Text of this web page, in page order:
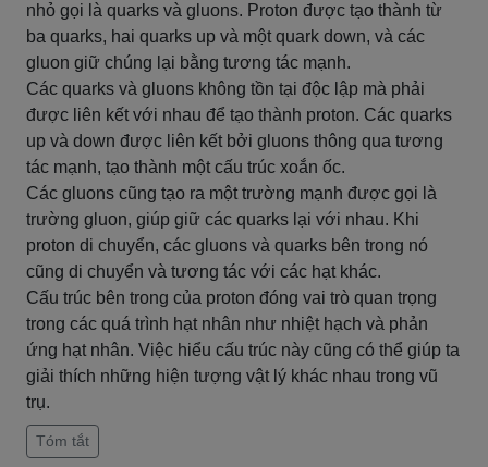
nhỏ gọi là quarks và gluons. Proton được tạo thành từ
ba quarks, hai quarks up và một quark down, và các
gluon giữ chúng lại bằng tương tác mạnh.
Các quarks và gluons không tồn tại độc lập mà phải
được liên kết với nhau để tạo thành proton. Các quarks
up và down được liên kết bởi gluons thông qua tương
tác mạnh, tạo thành một cấu trúc xoắn ốc.
Các gluons cũng tạo ra một trường mạnh được gọi là
trường gluon, giúp giữ các quarks lại với nhau. Khi
proton di chuyển, các gluons và quarks bên trong nó
cũng di chuyển và tương tác với các hạt khác.
Cấu trúc bên trong của proton đóng vai trò quan trọng
trong các quá trình hạt nhân như nhiệt hạch và phản
ứng hạt nhân. Việc hiểu cấu trúc này cũng có thể giúp ta
giải thích những hiện tượng vật lý khác nhau trong vũ
trụ.
Tóm tắt